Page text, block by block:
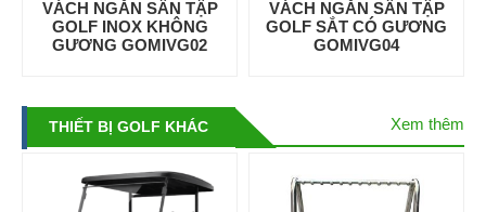
VÁCH NGĂN SÂN TẬP
GOLF INOX KHÔNG
GƯƠNG GOMIVG02
VÁCH NGĂN SÂN TẬP
GOLF SẮT CÓ GƯƠNG
GOMIVG04
THIẾT BỊ GOLF KHÁC Xem thêm